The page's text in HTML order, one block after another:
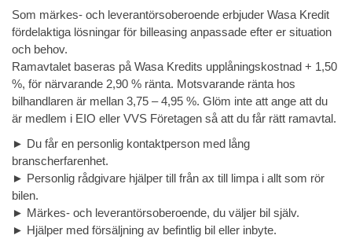
Som märkes- och leverantörsoberoende erbjuder Wasa Kredit
fördelaktiga lösningar för billeasing anpassade efter er situation
och behov.
Ramavtalet baseras på Wasa Kredits upplåningskostnad + 1,50
%, för närvarande 2,90 % ränta. Motsvarande ränta hos
bilhandlaren är mellan 3,75 – 4,95 %. Glöm inte att ange att du
är medlem i EIO eller VVS Företagen så att du får rätt ramavtal.
► Du får en personlig kontaktperson med lång
branscherfarenhet.
► Personlig rådgivare hjälper till från ax till limpa i allt som rör
bilen.
► Märkes- och leverantörsoberoende, du väljer bil själv.
► Hjälper med försäljning av befintlig bil eller inbyte.